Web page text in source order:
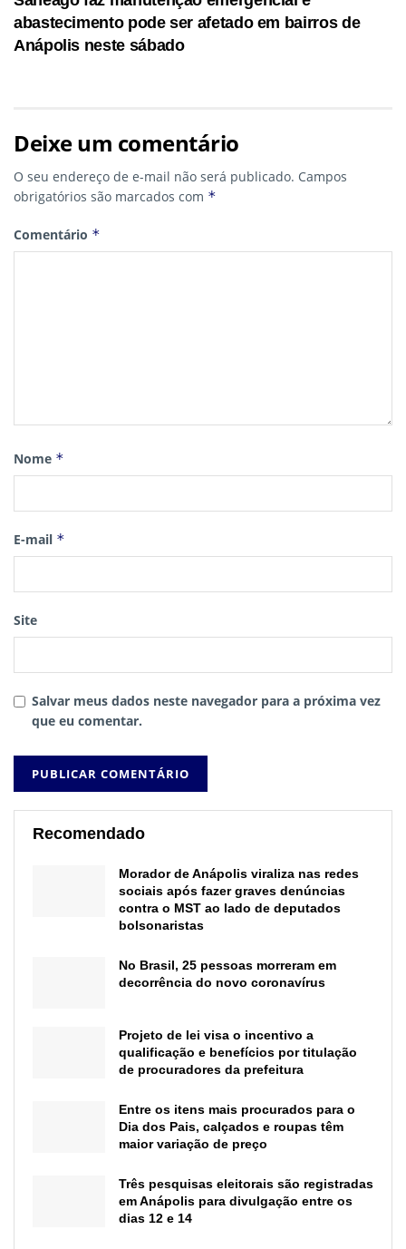
abastecimento pode ser afetado em bairros de
Anápolis neste sábado
Deixe um comentário
O seu endereço de e-mail não será publicado. Campos
obrigatórios são marcados com *
Comentário *
Nome *
E-mail *
Site
Salvar meus dados neste navegador para a próxima vez
que eu comentar.
Recomendado
Morador de Anápolis viraliza nas redes
sociais após fazer graves denúncias
contra o MST ao lado de deputados
bolsonaristas
No Brasil, 25 pessoas morreram em
decorrência do novo coronavírus
Projeto de lei visa o incentivo a
qualificação e benefícios por titulação
de procuradores da prefeitura
Entre os itens mais procurados para o
Dia dos Pais, calçados e roupas têm
maior variação de preço
Três pesquisas eleitorais são registradas
em Anápolis para divulgação entre os
dias 12 e 14